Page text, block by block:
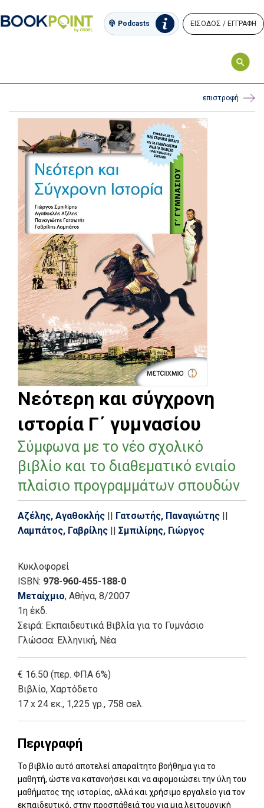
Podcasts ΕΙΣΟΔΟΣ / ΕΓΓΡΑΦΗ
επιστροφή
Νεότερη και σύγχρονη
ιστορία Γ΄ γυμνασίου
Σύμφωνα με το νέο σχολικό
βιβλίο και το διαθεματικό ενιαίο
πλαίσιο προγραμμάτων σπουδών
Αζέλης, Αγαθοκλής || Γατσωτής, Παναγιώτης ||
Λαμπάτος, Γαβρίλης || Σμπιλίρης, Γιώργος
Κυκλοφορεί
ISBN: 978-960-455-188-0
Μεταίχμιο, Αθήνα, 8/2007
1η έκδ.
Σειρά: Εκπαιδευτικά Βιβλία για το Γυμνάσιο
Γλώσσα: Ελληνική, Νέα
€ 16.50 (περ. ΦΠΑ 6%)
Βιβλίο, Χαρτόδετο
17 x 24 εκ., 1,225 γρ., 758 σελ.
Περιγραφή
Το βιβλίο αυτό αποτελεί απαραίτητο βοήθημα για το
μαθητή, ώστε να κατανοήσει και να αφομοιώσει την ύλη του
μαθήματος της ιστορίας, αλλά και χρήσιμο εργαλείο για τον
εκπαιδευτικό, στην προσπάθειά του για μια λειτουργική